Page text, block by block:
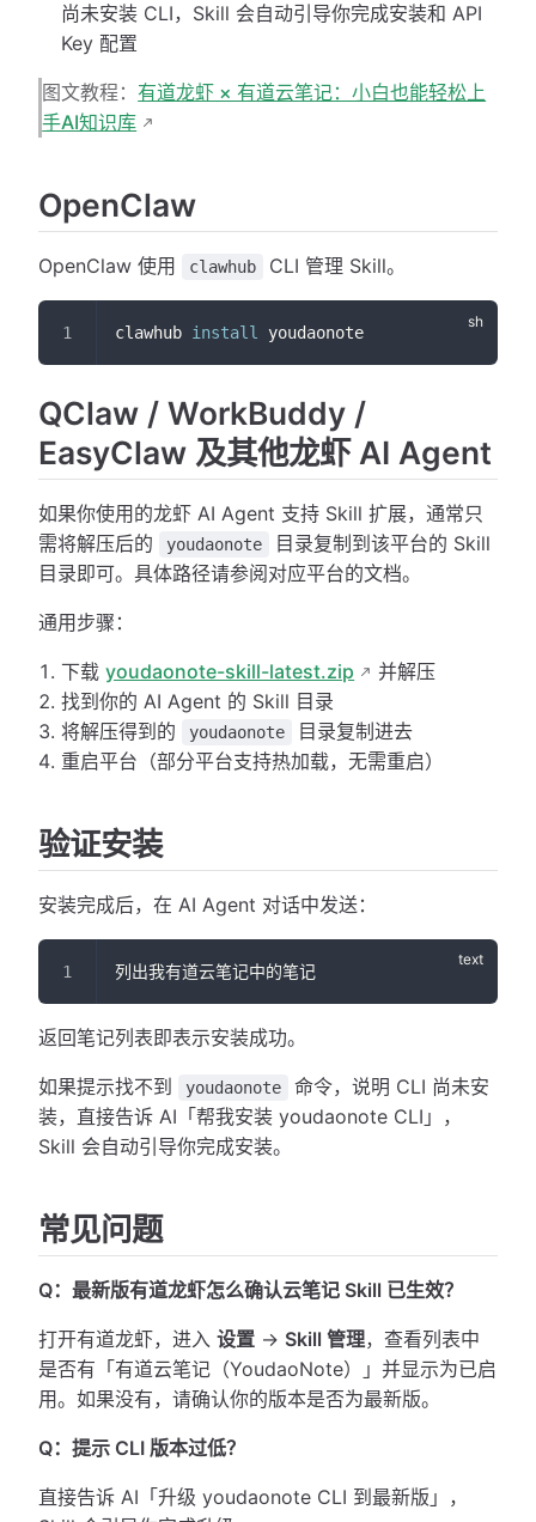
尚未安装 CLI，Skill 会自动引导你完成安装和 API
Key 配置
图文教程：有道龙虾 × 有道云笔记：小白也能轻松上
手AI知识库
OpenClaw
OpenClaw 使用 clawhub CLI 管理 Skill。
clawhub install youdaonote
QClaw / WorkBuddy /
EasyClaw 及其他龙虾 AI Agent
如果你使用的龙虾 AI Agent 支持 Skill 扩展，通常只
需将解压后的
youdaonote
目录复制到该平台的 Skill
目录即可。具体路径请参阅对应平台的文档。
通用步骤：
下载youdaonote-skill-latest.zip
并解压
找到你的 AI Agent 的 Skill 目录
将解压得到的
youdaonote
目录复制进去
重启平台（部分平台支持热加载，无需重启）
验证安装
安装完成后，在 AI Agent 对话中发送：
列出我有道云笔记中的笔记
返回笔记列表即表示安装成功。
如果提示找不到 youdaonote
命令，说明 CLI 尚未安
装，直接告诉 AI「帮我安装 youdaonote CLI」，
Skill 会自动引导你完成安装。
常见问题
Q：最新版有道龙虾怎么确认云笔记 Skill 已生效？
打开有道龙虾，进入 设置 → Skill 管理，查看列表中
是否有「有道云笔记（YoudaoNote）」并显示为已启
用。如果没有，请确认你的版本是否为最新版。
Q：提示 CLI 版本过低？
直接告诉 AI「升级 youdaonote CLI 到最新版」，